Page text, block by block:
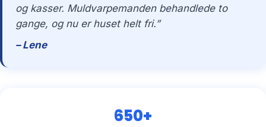
og kasser. Muldvarpemanden behandlede to
gange, og nu er huset helt fri.”
– Lene
650+